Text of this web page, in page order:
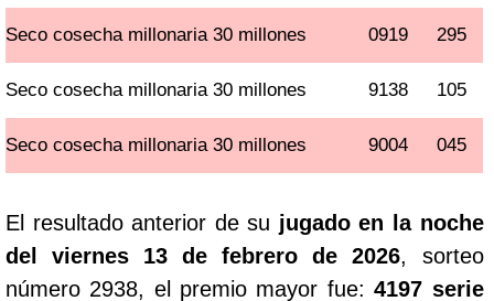
Seco cosecha millonaria 30 millones 0919 295
Seco cosecha millonaria 30 millones 9138 105
Seco cosecha millonaria 30 millones 9004 045
El resultado anterior de su jugado en la noche
del viernes 13 de febrero de 2026, sorteo
número 2938, el premio mayor fue:4197 serie